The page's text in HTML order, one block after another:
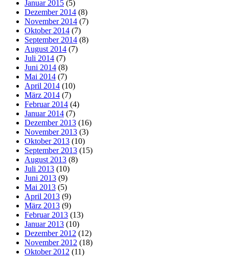
Januar 2015 (5)
Dezember 2014 (8)
November 2014 (7)
Oktober 2014 (7)
September 2014 (8)
August 2014 (7)
Juli 2014 (7)
Juni 2014 (8)
Mai 2014 (7)
April 2014 (10)
März 2014 (7)
Februar 2014 (4)
Januar 2014 (7)
Dezember 2013 (16)
November 2013 (3)
Oktober 2013 (10)
September 2013 (15)
August 2013 (8)
Juli 2013 (10)
Juni 2013 (9)
Mai 2013 (5)
April 2013 (9)
März 2013 (9)
Februar 2013 (13)
Januar 2013 (10)
Dezember 2012 (12)
November 2012 (18)
Oktober 2012 (11)